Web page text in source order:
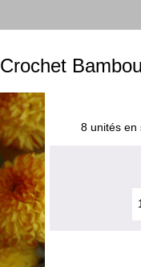
Crochet
8 unités en